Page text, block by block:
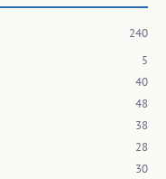
240
5
40
48
38
28
30